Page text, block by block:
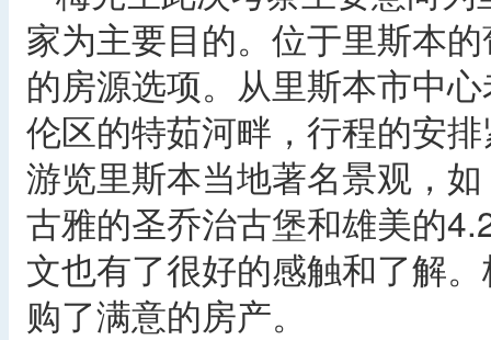
家为主要目的。位于里斯本
的房源选项。从里斯本市中
伦区的特茹河畔，行程的安
游览里斯本当地著名景观，
古雅的圣乔治古堡和雄美的
文也有了很好的感触和了解
购了满意的房产。